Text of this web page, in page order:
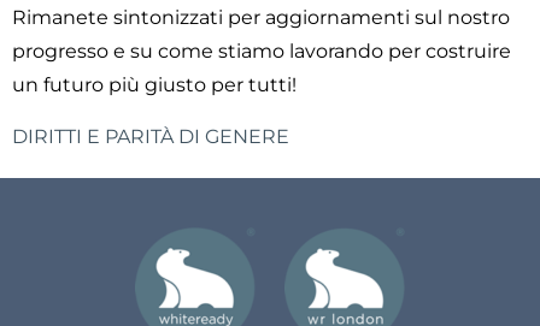
Rimanete sintonizzati per aggiornamenti sul nostro
progresso e su come stiamo lavorando per costruire
un futuro più giusto per tutti!
DIRITTI E PARITÀ DI GENERE